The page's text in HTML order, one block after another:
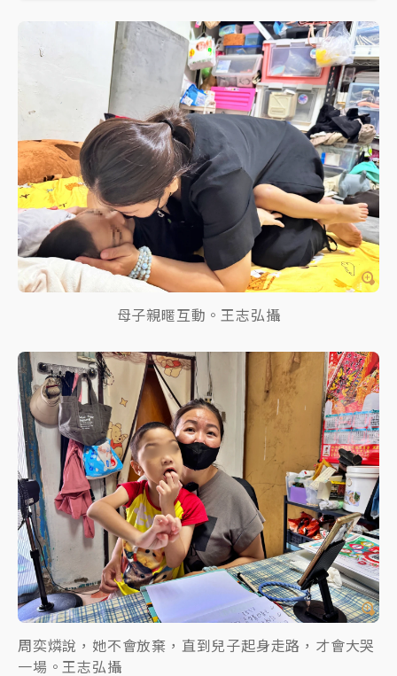
母子親暱互動。王志弘攝
周奕燐說，她不會放棄，直到兒子起身走路，才會大哭
一場。王志弘攝